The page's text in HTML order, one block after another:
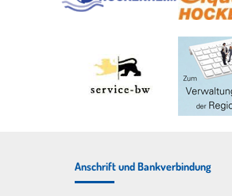
Anschrift und Bankverbindung